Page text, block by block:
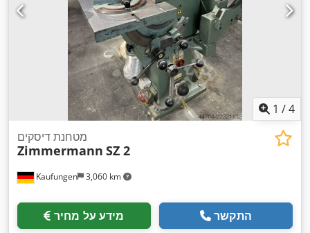
1 /4
Kaufungen 3,060 km
מטחנת דיסקים
Zimmermann SZ 2
מידע על מחיר התקשר